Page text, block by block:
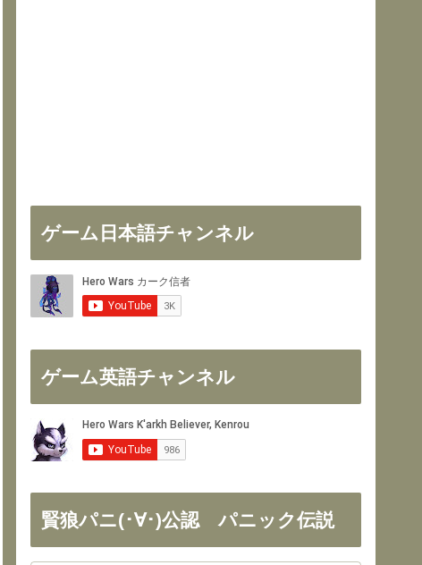
ゲーム日本語チャンネル
ゲーム英語チャンネル
賢狼パニ(･∀･)公認 パニック伝説